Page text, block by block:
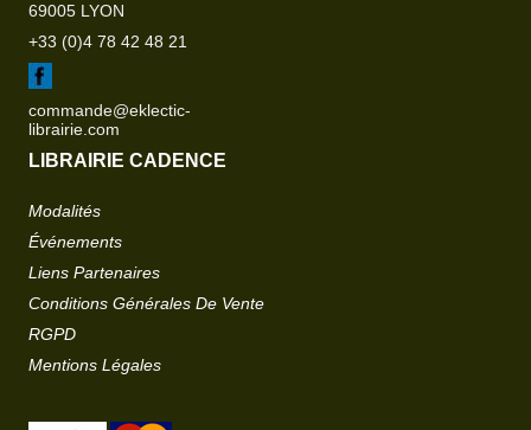
69005 LYON
+33 (0)4 78 42 48 21
commande@eklectic-
librairie.com
LIBRAIRIE CADENCE
Modalités
Événements
Liens Partenaires
Conditions Générales De Vente
RGPD
Mentions Légales